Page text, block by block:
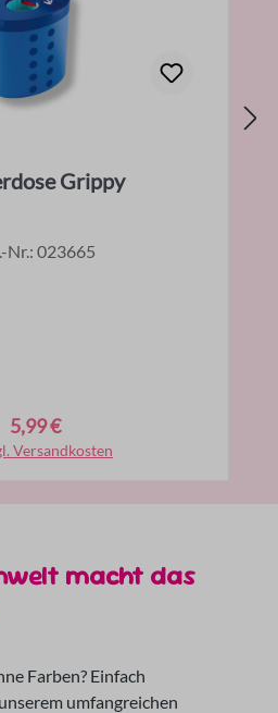
Grippy
Nr.: 023665
5,99 €
Versandkosten
Warenkorb
macht das
Farben? Einfach
umfangreichen